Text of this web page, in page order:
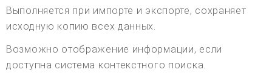
Выполняется при импорте и экспорте, сохраняет
исходную копию всех данных.
Возможно отображение информации, если
доступна система контекстного поиска.